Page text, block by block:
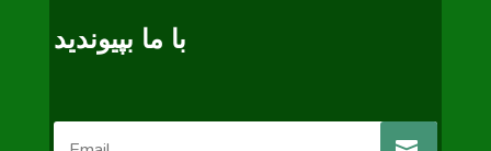
با ما بپیوندید